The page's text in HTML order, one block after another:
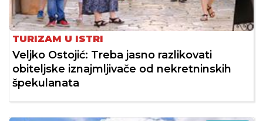
TURIZAM U ISTRI
Veljko Ostojić: Treba jasno razlikovati
obiteljske iznajmljivače od nekretninskih
špekulanata